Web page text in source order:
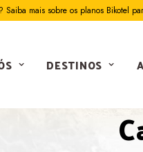
mais sobre os planos Bikotel
DESTINOS